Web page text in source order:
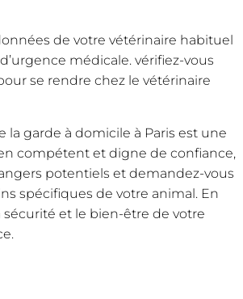
de votre vétérinaire habituel
médicale. vérifiez-vous
se rendre chez le vétérinaire
la garde à domicile à Paris est une
compétent et digne de confiance,
potentiels et demandez-vous
spécifiques de votre animal. En
et le bien-être de votre